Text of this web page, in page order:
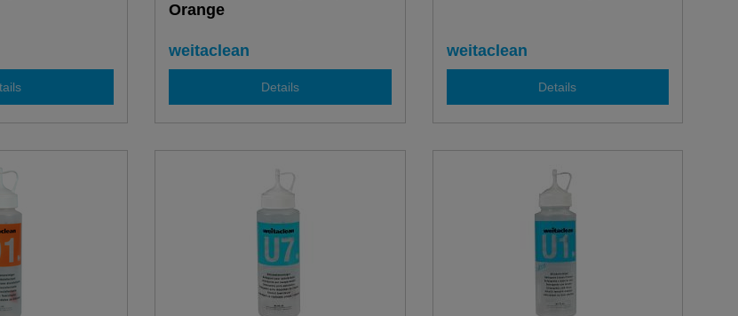
Orange
weitaclean
Details
weitaclean
Details